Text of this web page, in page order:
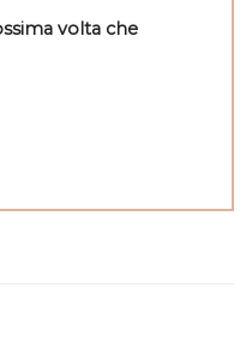
volta che